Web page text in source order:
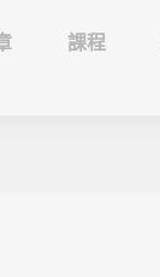
課程